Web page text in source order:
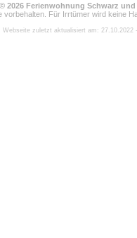
2026 Ferienwohnung Schwarz und
vorbehalten. Für Irrtümer wird keine
Webseite zuletzt aktualisiert am: 27.10.2022